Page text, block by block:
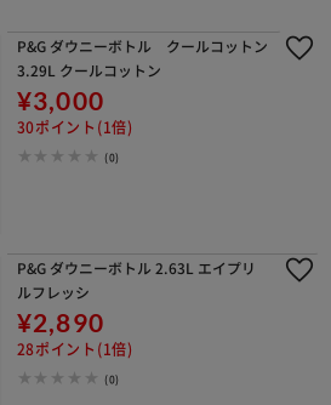
P&G ダウニーボトル クールコットン
3.29L クールコットン
¥3,000
30ポイント(1倍)
(0)
P&G ダウニーボトル 2.63L エイプリ
ルフレッシ
¥2,890
28ポイント(1倍)
(0)